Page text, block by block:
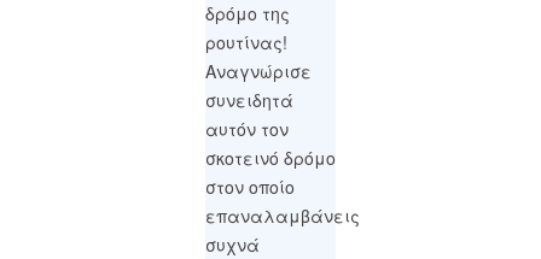
δρόμο της
ρουτίνας!
Αναγνώρισε
συνειδητά
αυτόν τον
σκοτεινό δρόμο
στον οποίο
επαναλαμβάνεις
συχνά